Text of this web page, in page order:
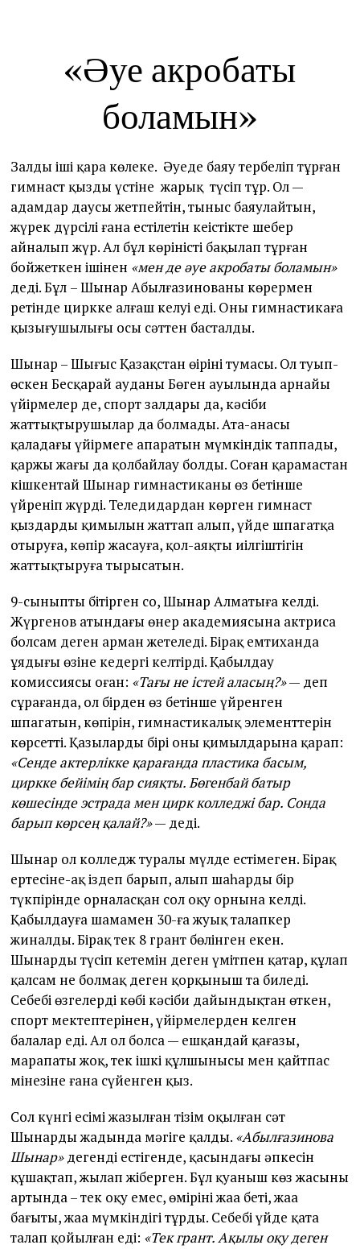
«Әуе акробаты
боламын»
Залдыңішіқара көлеңке. Әуеде баяу тербеліп тұрған
гимнаст қыздың үстінежарықтүсіп тұр. Ол —
адамдар даусы жетпейтін, тыныс баяулайтын,
жүрек дүрсілі ғана естілетін кеңістікте шеңбер
айналып жүр. Ал бұл көріністі бақылап тұрған
бойжеткен ішінен «мендеәуе акробаты боламын»
деді. Бұл – Шынар Абылғазинованың көрермен
ретінде циркке алғаш келуі еді. Оның гимнастикаға
қызығушылығы осы сәттен басталды.
Шынар – Шығыс Қазақстан өңірінің тумасы. Ол туып-
өскен Бесқарай ауданы Бөген ауылында арнайы
үйірмелер де, спорт залдары да, кәсіби
жаттықтырушылар да болмады. Ата-анасы
қаладағы үйірмеге апаратын мүмкіндік таппады,
қаржы жағы да қолбайлау болды. Соған қарамастан
кішкентай Шынар гимнастиканы өз бетінше
үйреніп жүрді. Теледидардан көрген гимнаст
қыздардың қимылын жаттап алып, үйде шпагатқа
отыруға, көпір жасауға, қол-аяқтың иілгіштігін
жаттықтыруға тырысатын.
9-сыныпты бітірген соң, Шынар Алматыға келді.
Жүргенов атындағы өнер академиясына актриса
болсам деген арман жетеледі. Бірақ емтиханда
ұяңдығы өзіне кедергі келтірді. Қабылдау
комиссиясы оған: «Тағы не істей аласың?»— деп
сұрағанда, ол бірден өз бетінше үйренген
шпагатын, көпірін, гимнастикалық элементтерін
көрсетті. Қазылардың бірі оның қимылдарына қарап:
«Сенде актерлікке қарағанда пластика басым,
циркке бейімің бар сияқты. Бөгенбай батыр
көшесінде эстрада мен цирк колледжі бар. Сонда
барып көрсең қалай?»— деді.
Шынар ол колледж туралы мүлде естімеген. Бірақ
ертесіне-ақ іздеп барып, алып шаһардың бір
түкпірінде орналасқан сол оқу орнына келді.
Қабылдауға шамамен 30-ға жуық талапкер
жиналды. Бірақ тек 8 грант бөлінген екен.
Шынарды түсіп кетемін деген үмітпен қатар, құлап
қалсам не болмақ деген қорқыныш та биледі.
Себебі өзгелердің көбі кәсіби дайындықтан өткен,
спорт мектептерінен, үйірмелерден келген
балалар еді. Ал ол болса — ешқандай қағазы,
марапаты жоқ, тек ішкі құлшынысы мен қайтпас
мінезіне ғана сүйенген қыз.
Сол күнгі есімі жазылған тізім оқылған сәт
Шынардың жадында мәңгіге қалды. «Абылғазинова
Шынар»дегенді естігенде, қасындағы әпкесін
құшақтап, жылап жіберген. Бұл қуаныш көз жасының
артында – тек оқу емес, өмірінің жаңа беті, жаңа
бағыты, жаңа мүмкіндігі тұрды. Себебі үйде қатаң
талап қойылған еді: «Тек грант. Ақылы оқу деген